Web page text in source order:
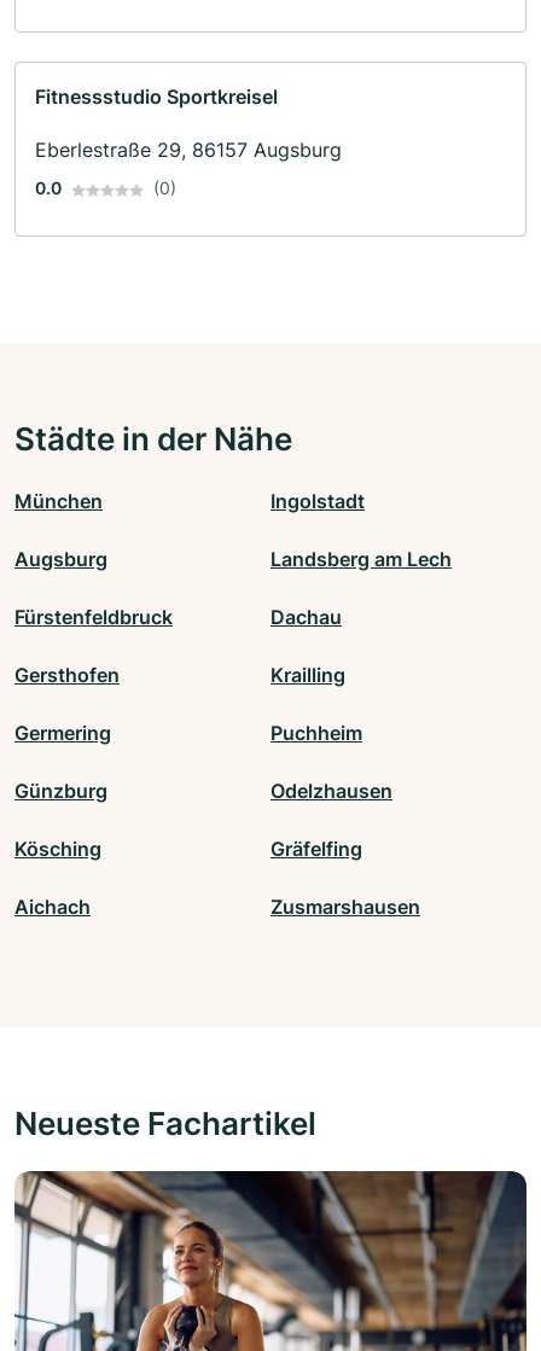
Fitnessstudio Sportkreisel
Eberlestraße 29, 86157 Augsburg
0.0 (0)
Städte in der Nähe
München Ingolstadt
Augsburg Landsberg am Lech
Fürstenfeldbruck Dachau
Gersthofen Krailling
Germering Puchheim
Günzburg Odelzhausen
Kösching Gräfelfing
Aichach Zusmarshausen
Neueste Fachartikel